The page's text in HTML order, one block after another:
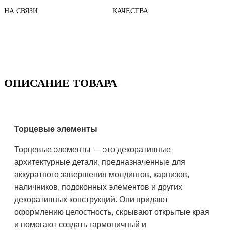
НА СВЯЗИ КАЧЕСТВА
ОПИСАНИЕ ТОВАРА
Торцевые элементы
Торцевые элементы — это декоративные
архитектурные детали, предназначенные для
аккуратного завершения молдингов, карнизов,
наличников, подоконных элементов и других
декоративных конструкций. Они придают
оформлению целостность, скрывают открытые края
и помогают создать гармоничный и